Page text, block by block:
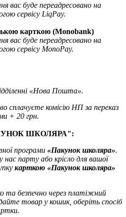
вас буде переадресовано на
сервісу LiqPay.
карткою (Monobank)
вас буде переадресовано на
сервісу MonoPay.
«Нова Пошта».
сплачуєте комісію НП за переказ
+ 20 грн.
ШКОЛЯРА":
програми «Пакунок школяра».
парту або крісло для вашої
карткою «Пакунок школяра»
та безпечно через платіжний
товар у кошик, оберіть спосіб